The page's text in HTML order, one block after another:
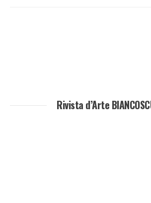
Rivista d’Arte